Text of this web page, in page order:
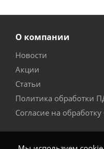
О компании
Новости
Акции
Статьи
Политика обработки
Согласие на обработку